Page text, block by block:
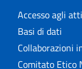
Accesso agli atti
Basi di dati
Collaborazioni
Comitato Etico